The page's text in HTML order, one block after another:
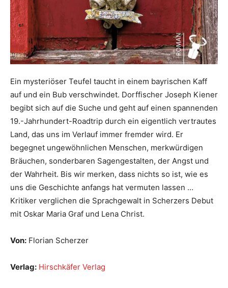
Ein mysteriöser Teufel taucht in einem bayrischen Kaff
auf und ein Bub verschwindet. Dorffischer Joseph Kiener
begibt sich auf die Suche und geht auf einen spannenden
19.-Jahrhundert-Roadtrip durch ein eigentlich vertrautes
Land, das uns im Verlauf immer fremder wird. Er
begegnet ungewöhnlichen Menschen, merkwürdigen
Bräuchen, sonderbaren Sagengestalten, der Angst und
der Wahrheit. Bis wir merken, dass nichts so ist, wie es
uns die Geschichte anfangs hat vermuten lassen …
Kritiker verglichen die Sprachgewalt in Scherzers Debut
mit Oskar Maria Graf und Lena Christ.
Von: Florian Scherzer
Verlag: Hirschkäfer Verlag